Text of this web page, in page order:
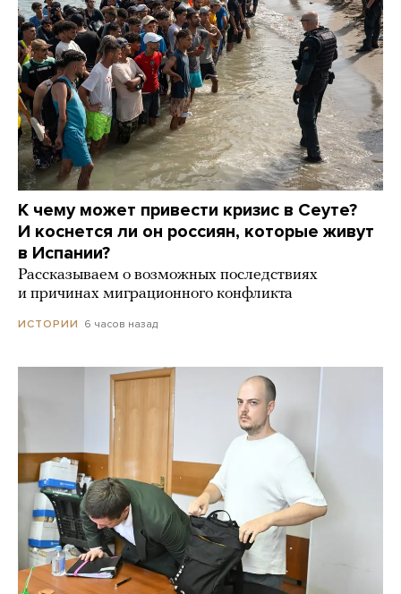
К чему может привести кризис в Сеуте?
И коснется ли он россиян, которые живут
в Испании?
Рассказываем о возможных последствиях
и причинах миграционного конфликта
ИСТОРИИ 6 часов назад